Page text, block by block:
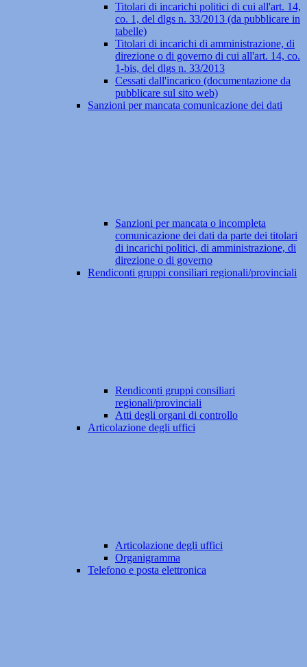
Titolari di incarichi politici di cui all'art. 14,
co. 1, del dlgs n. 33/2013 (da pubblicare in
tabelle)
Titolari di incarichi di amministrazione, di
direzione o di governo di cui all'art. 14, co.
1-bis, del dlgs n. 33/2013
Cessati dall'incarico (documentazione da
pubblicare sul sito web)
Sanzioni per mancata comunicazione dei dati
Sanzioni per mancata o incompleta
comunicazione dei dati da parte dei titolari
di incarichi politici, di amministrazione, di
direzione o di governo
Rendiconti gruppi consiliari regionali/provinciali
Rendiconti gruppi consiliari
regionali/provinciali
Atti degli organi di controllo
Articolazione degli uffici
Articolazione degli uffici
Organigramma
Telefono e posta elettronica